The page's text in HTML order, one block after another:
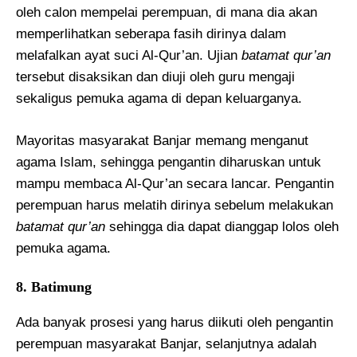
oleh calon mempelai perempuan, di mana dia akan
memperlihatkan seberapa fasih dirinya dalam
melafalkan ayat suci Al-Qur’an. Ujian batamat qur’an
tersebut disaksikan dan diuji oleh guru mengaji
sekaligus pemuka agama di depan keluarganya.
Mayoritas masyarakat Banjar memang menganut
agama Islam, sehingga pengantin diharuskan untuk
mampu membaca Al-Qur’an secara lancar. Pengantin
perempuan harus melatih dirinya sebelum melakukan
batamat qur’an sehingga dia dapat dianggap lolos oleh
pemuka agama.
8. Batimung
Ada banyak prosesi yang harus diikuti oleh pengantin
perempuan masyarakat Banjar, selanjutnya adalah